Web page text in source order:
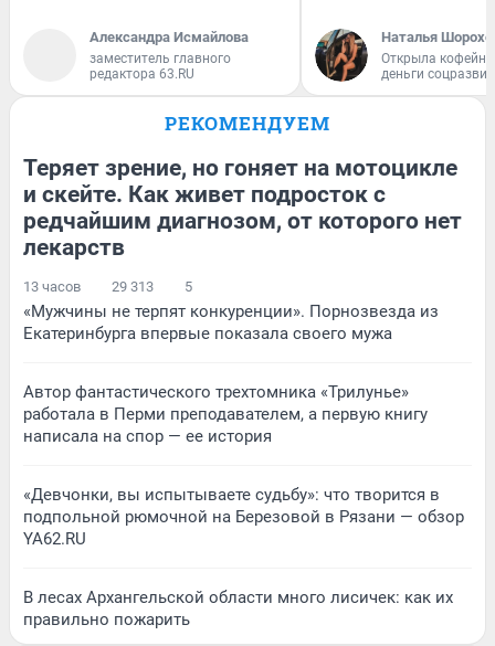
Александра Исмайлова
заместитель главного
редактора 63.RU
Наталья
Открыла
деньги
РЕКОМЕНДУЕМ
Теряет зрение, но гоняет на мотоцикле
и скейте. Как живет подросток с
редчайшим диагнозом, от которого нет
лекарств
13 часов 29 313 5
«Мужчины не терпят конкуренции». Порнозвезда из
Екатеринбурга впервые показала своего мужа
Автор фантастического трехтомника «Трилунье»
работала в Перми преподавателем, а первую книгу
написала на спор — ее история
«Девчонки, вы испытываете судьбу»: что творится в
подпольной рюмочной на Березовой в Рязани — обзор
YA62.RU
В лесах Архангельской области много лисичек: как их
правильно пожарить